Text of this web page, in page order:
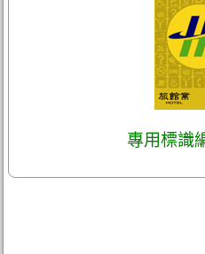
專用標識